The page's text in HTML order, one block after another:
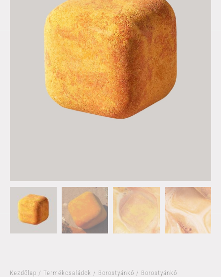
Kezdőlap / Termékcsaládok / Borostyánkő / Borostyánkő